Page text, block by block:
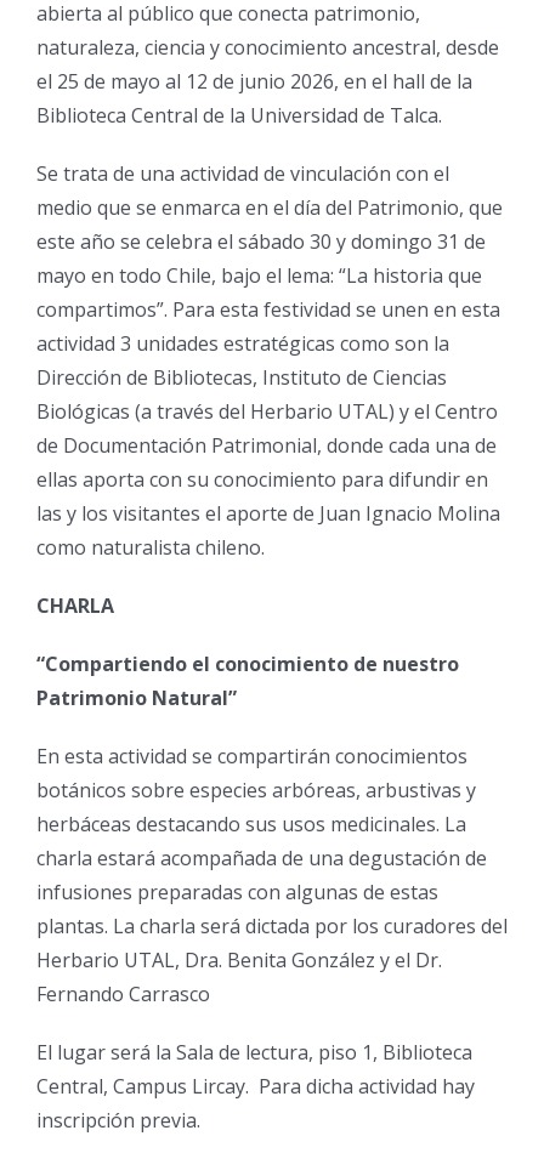
abierta al público que conecta patrimonio,
naturaleza, ciencia y conocimiento ancestral, desde
el 25 de mayo al 12 de junio 2026, en el hall de la
Biblioteca Central de la Universidad de Talca.
Se trata de una actividad de vinculación con el
medio que se enmarca en el día del Patrimonio, que
este año se celebra el sábado 30 y domingo 31 de
mayo en todo Chile, bajo el lema: “La historia que
compartimos”. Para esta festividad se unen en esta
actividad 3 unidades estratégicas como son la
Dirección de Bibliotecas, Instituto de Ciencias
Biológicas (a través del Herbario UTAL) y el Centro
de Documentación Patrimonial, donde cada una de
ellas aporta con su conocimiento para difundir en
las y los visitantes el aporte de Juan Ignacio Molina
como naturalista chileno.
CHARLA
“Compartiendo el conocimiento de nuestro
Patrimonio Natural”
En esta actividad se compartirán conocimientos
botánicos sobre especies arbóreas, arbustivas y
herbáceas destacando sus usos medicinales. La
charla estará acompañada de una degustación de
infusiones preparadas con algunas de estas
plantas. La charla será dictada por los curadores del
Herbario UTAL, Dra. Benita González y el Dr.
Fernando Carrasco
El lugar será la Sala de lectura, piso 1, Biblioteca
Central, Campus Lircay. Para dicha actividad hay
inscripción previa.